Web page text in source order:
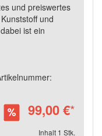
und preiswertes
und
ist ein
99,00 €*
Inhalt 1 Stk.